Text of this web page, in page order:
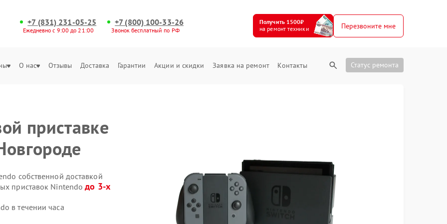
+7 (831) 231-05-25
Ежедневно с 9:00 до 21:00
+7 (800) 100-33-26
Звонок бесплатный по РФ
Получить 1500₽
на ремонт техники
Перезвоните мне
О нас Отзывы Доставка Гарантии Акции и скидки Заявка на ремонт Контакты Статус ремонта
приставке
собственной доставкой
приставок Nintendoдо 3-х
в течении часа